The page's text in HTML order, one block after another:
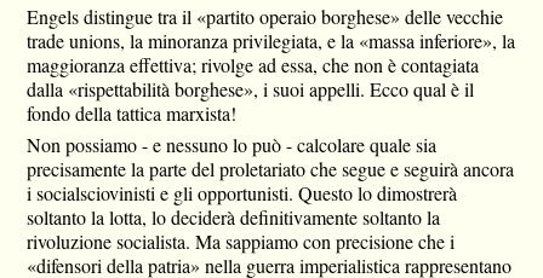
Engels distingue tra il «partito operaio borghese» delle vecchie
trade unions, la minoranza privilegiata, e la «massa inferiore», la
maggioranza effettiva; rivolge ad essa, che non è contagiata
dalla «rispettabilità borghese», i suoi appelli. Ecco qual è il
fondo della tattica marxista!
Non possiamo - e nessuno lo può - calcolare quale sia
precisamente la parte del proletariato che segue e seguirà ancora
i socialsciovinisti e gli opportunisti. Questo lo dimostrerà
soltanto la lotta, lo deciderà definitivamente soltanto la
rivoluzione socialista. Ma sappiamo con precisione che i
«difensori della patria» nella guerra imperialistica rappresentano